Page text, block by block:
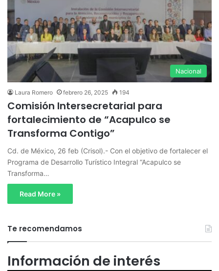
Nacional
Laura Romero febrero 26, 2025 194
Comisión Intersecretarial para
fortalecimiento de “Acapulco se
Transforma Contigo”
Cd. de México, 26 feb (Crisol).- Con el objetivo de fortalecer el
Programa de Desarrollo Turístico Integral “Acapulco se
Transforma…
Read More »
Te recomendamos
Información de interés